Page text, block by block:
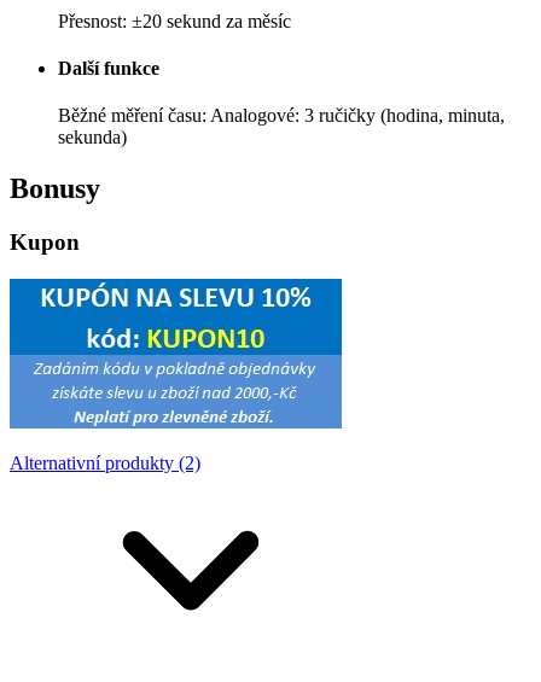
Přesnost: ±20 sekund za měsíc
Další funkce
Běžné měření času: Analogové: 3 ručičky (hodina, minuta,
sekunda)
Bonusy
Kupon
Alternativní produkty (2)